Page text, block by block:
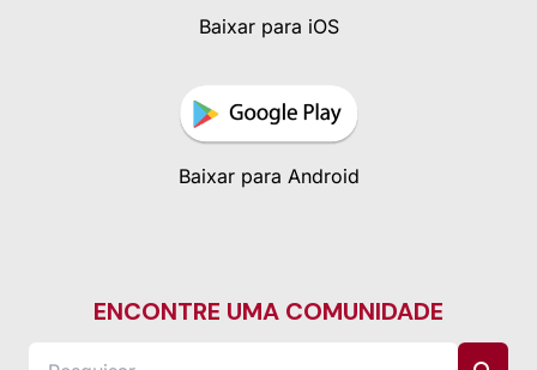
Baixar para iOS
Baixar para Android
ENCONTRE UMA COMUNIDADE